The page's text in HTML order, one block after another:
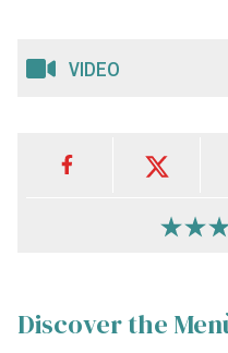
VIDEO
Discover the